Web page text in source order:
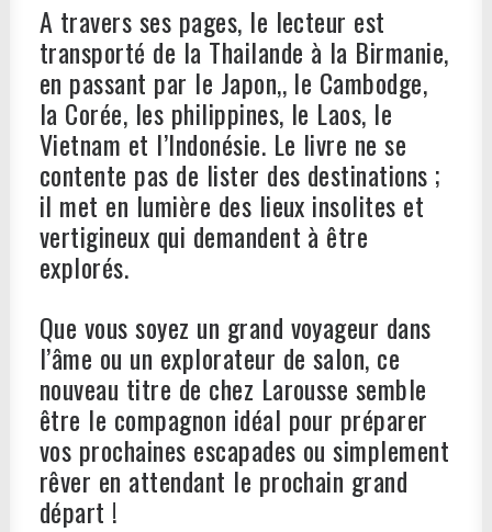
A travers ses pages, le lecteur est
transporté de la Thailande à la Birmanie,
en passant par le Japon,, le Cambodge,
la Corée, les philippines, le Laos, le
Vietnam et l’Indonésie. Le livre ne se
contente pas de lister des destinations ;
il met en lumière des lieux insolites et
vertigineux qui demandent à être
explorés.
Que vous soyez un grand voyageur dans
l’âme ou un explorateur de salon, ce
nouveau titre de chez Larousse semble
être le compagnon idéal pour préparer
vos prochaines escapades ou simplement
rêver en attendant le prochain grand
départ !